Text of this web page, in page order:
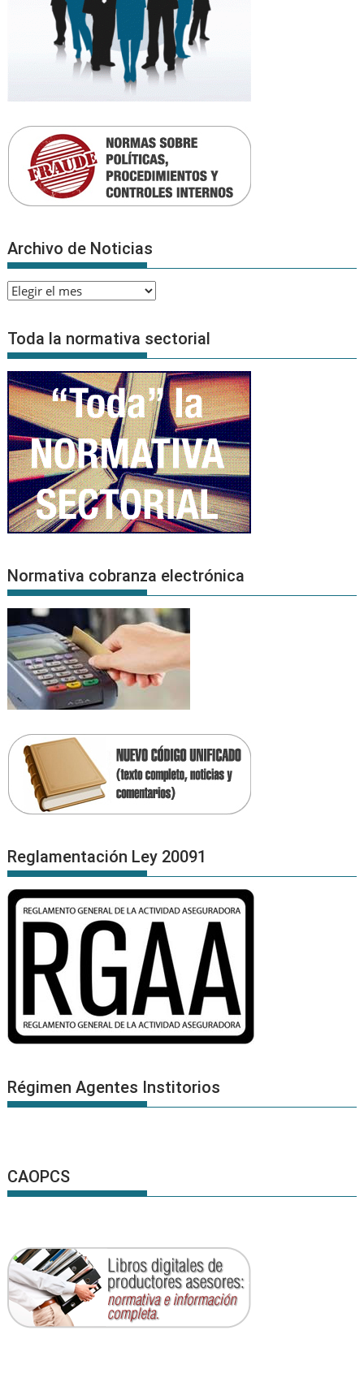
Archivo de Noticias
Archivo
Noticias
Toda la normativa sectorial
Normativa cobranza electrónica
Reglamentación Ley 20091
Régimen Agentes Institorios
CAOPCS